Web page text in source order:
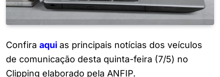
Confira aqui as principais notícias dos veículos
de comunicação desta quinta-feira (7/5) no
Clipping elaborado pela ANFIP.